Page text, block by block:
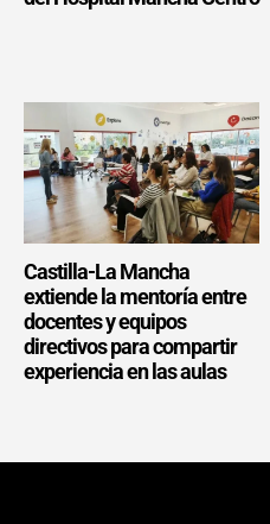
Castilla-La Mancha
extiende la mentoría entre
docentes y equipos
directivos para compartir
experiencia en las aulas